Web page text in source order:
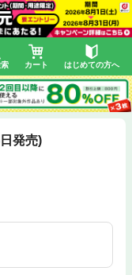
カート はじめての方へ
発売)